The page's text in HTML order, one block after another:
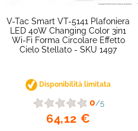
V-Tac Smart VT-5141 Plafoniera
LED 40W Changing Color 3in1
Wi-Fi Forma Circolare Effetto
Cielo Stellato - SKU 1497
Disponibilità limitata
0/5
64,12 €